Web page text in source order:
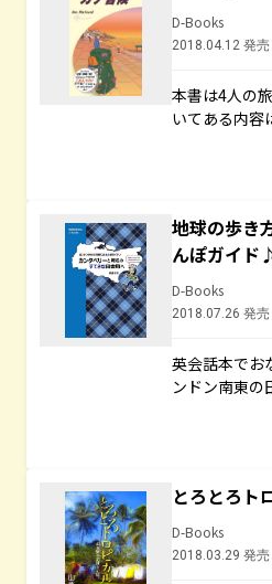
D-Books
2018.04.12 発売
本書は4人の
いてある内容
地球の歩き
んぽガイド♪
D-Books
2018.07.26 発売
英会話本でお
ンドン南東の
とろとろ
D-Books
2018.03.29 発売